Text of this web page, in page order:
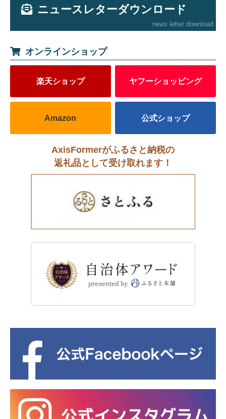
ニュースレターダウンロード
news letter download
オンラインショップ
楽天ショップ ヤフーショッピング
Amazon 公式ショップ
AxisFormerがふるさと納税の
返礼品として受け取れます！